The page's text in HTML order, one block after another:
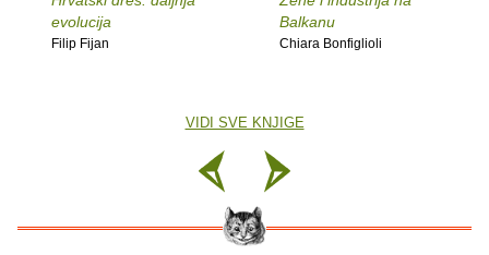
evolucija
Filip Fijan
Balkanu
Chiara Bonfiglioli
VIDI SVE KNJIGE